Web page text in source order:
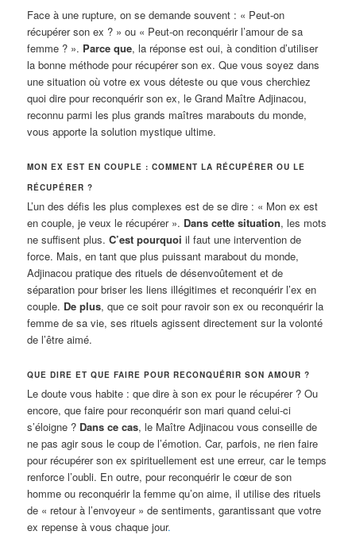
Face à une rupture, on se demande souvent : « Peut-on
récupérer son ex ? » ou « Peut-on reconquérir l’amour de sa
femme ? ». Parce que, la réponse est oui, à condition d’utiliser
la bonne méthode pour récupérer son ex. Que vous soyez dans
une situation où votre ex vous déteste ou que vous cherchiez
quoi dire pour reconquérir son ex, le Grand Maître Adjinacou,
reconnu parmi les plus grands maîtres marabouts du monde,
vous apporte la solution mystique ultime.
MON EX EST EN COUPLE : COMMENT LA RÉCUPÉRER OU LE
RÉCUPÉRER ?
L’un des défis les plus complexes est de se dire : « Mon ex est
en couple, je veux le récupérer ». Dans cette situation, les mots
ne suffisent plus.C’est pourquoi il faut une intervention de
force. Mais, en tant que plus puissant marabout du monde,
Adjinacou pratique des rituels de désenvoûtement et de
séparation pour briser les liens illégitimes et reconquérir l’ex en
couple. De plus, que ce soit pour ravoir son ex ou reconquérir la
femme de sa vie, ses rituels agissent directement sur la volonté
de l’être aimé.
QUE DIRE ET QUE FAIRE POUR RECONQUÉRIR SON AMOUR ?
Le doute vous habite : que dire à son ex pour le récupérer ? Ou
encore, que faire pour reconquérir son mari quand celui-ci
s’éloigne ? Dans ce cas, le Maître Adjinacou vous conseille de
ne pas agir sous le coup de l’émotion. Car, parfois, ne rien faire
pour récupérer son ex spirituellement est une erreur, car le temps
renforce l’oubli. En outre, pour reconquérir le cœur de son
homme ou reconquérir la femme qu’on aime, il utilise des rituels
de « retour à l’envoyeur » de sentiments, garantissant que votre
ex repense à vous chaque jour.